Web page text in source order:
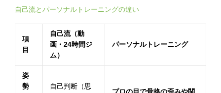
自己流とパーソナルトレーニングの違い
項
目
自己流（動
画・24時間ジ
ム）
パーソナルトレーニング
姿
勢
自己判断（思